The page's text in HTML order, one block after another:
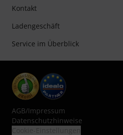
Kontakt
Ladengeschäft
Service im Überblick
AGB/Impressum
Datenschutzhinweise